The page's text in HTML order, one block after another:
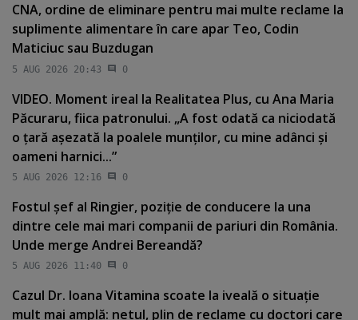
CNA, ordine de eliminare pentru mai multe reclame la
suplimente alimentare în care apar Teo, Codin
Maticiuc sau Buzdugan
5 AUG 2026 20:43 0
VIDEO. Moment ireal la Realitatea Plus, cu Ana Maria
Păcuraru, fiica patronului. „A fost odată ca niciodată
o ţară aşezată la poalele munţilor, cu mine adânci şi
oameni harnici...”
5 AUG 2026 12:16 0
Fostul şef al Ringier, poziţie de conducere la una
dintre cele mai mari companii de pariuri din România.
Unde merge Andrei Bereandă?
5 AUG 2026 11:40 0
Cazul Dr. Ioana Vitamina scoate la iveală o situaţie
mult mai amplă: netul, plin de reclame cu doctori care